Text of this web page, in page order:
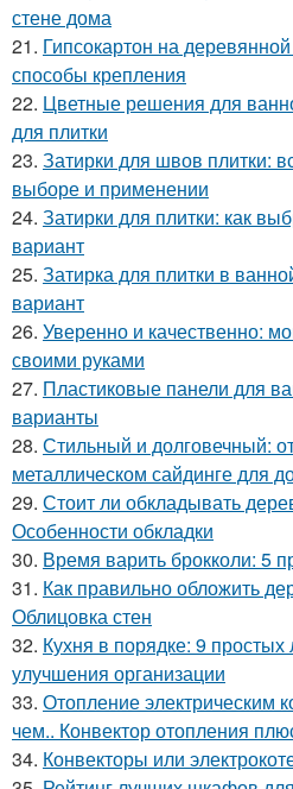
стене дома
21. Гипсокартон на
способы крепления
22. Цветные решения для
для плитки
23. Затирки для швов плитки:
выборе и применении
24. Затирки для плитки: как
вариант
25. Затирка для плитки в
вариант
26. Уверенно и качественно:
своими руками
27. Пластиковые панели для
варианты
28. Стильный и долговечный:
металлическом сайдинге для
29. Стоит ли обкладывать
Особенности обкладки
30. Время варить брокколи: 5
31. Как правильно обложить
Облицовка стен
32. Кухня в порядке: 9
улучшения организации
33. Отопление электрическим
чем.. Конвектор отопления
34. Конвекторы или